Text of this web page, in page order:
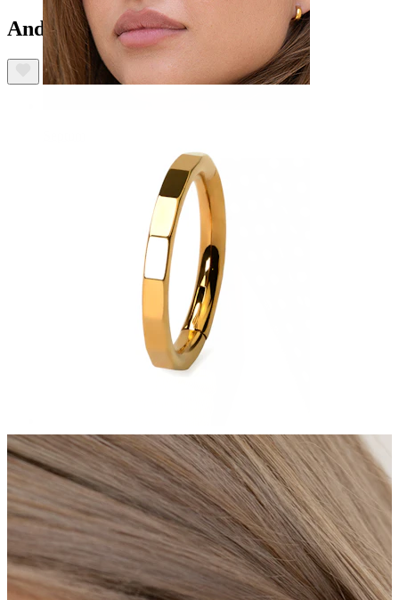
Tepel
Shop per piercing
Piercings
Anderen kochten ook